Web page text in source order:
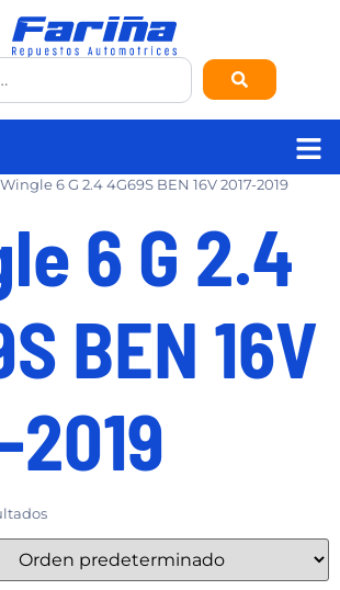
6 G 2.4 4G69S BEN 16V 2017-2019
6 G 2.4
BEN 16V
2019